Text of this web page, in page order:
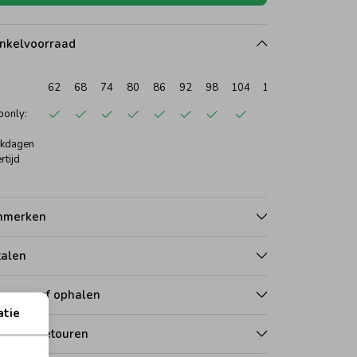
62 68 74 80 86 92 98 104 110
of ophalen
en retouren